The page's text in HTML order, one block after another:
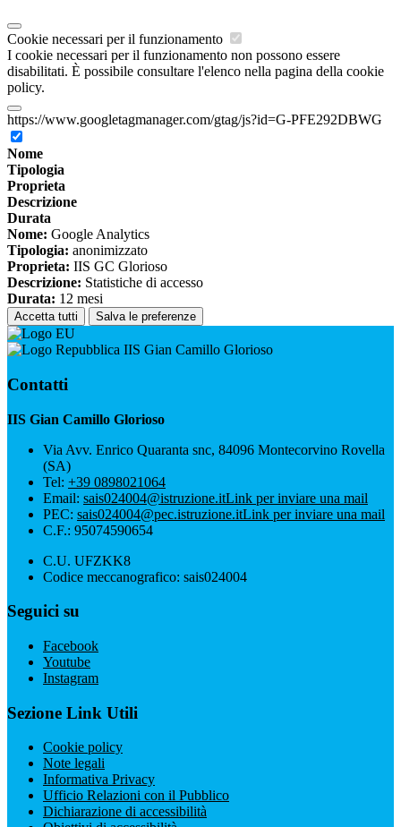
Cookie necessari per il funzionamento
I cookie necessari per il funzionamento non possono essere
disabilitati. È possibile consultare l'elenco nella pagina della cookie
policy.
https://www.googletagmanager.com/gtag/js?id=G-PFE292DBWG
Nome
Tipologia
Proprieta
Descrizione
Durata
Nome: Google Analytics
Tipologia: anonimizzato
Proprieta: IIS GC Glorioso
Descrizione: Statistiche di accesso
Durata: 12 mesi
Accetta tutti Salva le preferenze
IIS Gian Camillo Glorioso
Contatti
IIS Gian Camillo Glorioso
Via Avv. Enrico Quaranta snc, 84096 Montecorvino Rovella
(SA)
Tel: +39 0898021064
Email: sais024004@istruzione.itLink per inviare una mail
PEC: sais024004@pec.istruzione.itLink per inviare una mail
C.F.: 95074590654
C.U. UFZKK8
Codice meccanografico: sais024004
Seguici su
Facebook
Youtube
Instagram
Sezione Link Utili
Cookie policy
Note legali
Informativa Privacy
Ufficio Relazioni con il Pubblico
Dichiarazione di accessibilità